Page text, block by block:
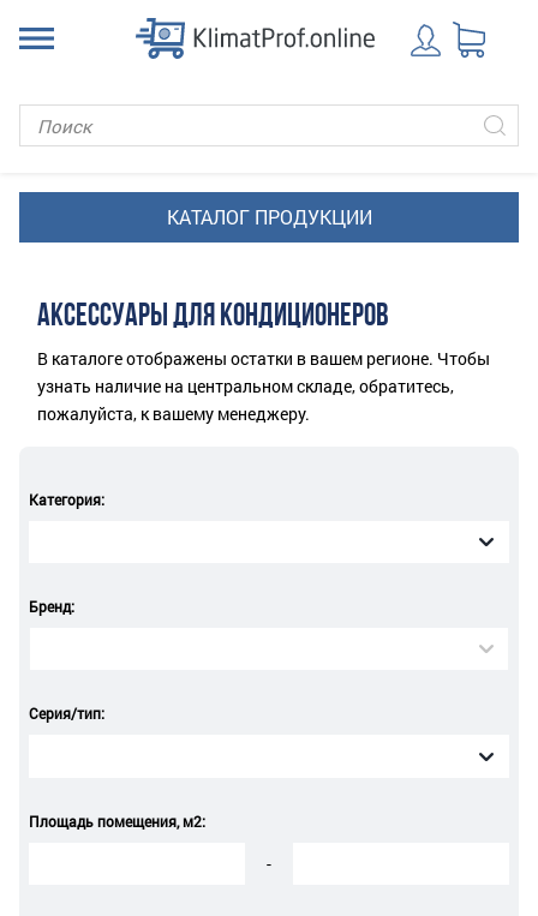
АКСЕССУАРЫ ДЛЯ КОНДИЦИОНЕРОВ
В каталоге отображены остатки в вашем регионе. Чтобы
узнать наличие на центральном складе, обратитесь,
пожалуйста, к вашему менеджеру.
Категория:
Бренд:
Серия/тип:
Площадь помещения, м2:
-